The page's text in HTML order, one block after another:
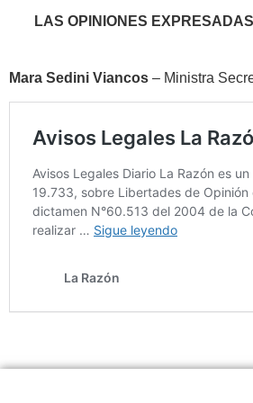
LAS OPINIONES
Mara Sedini Viancos – Ministra